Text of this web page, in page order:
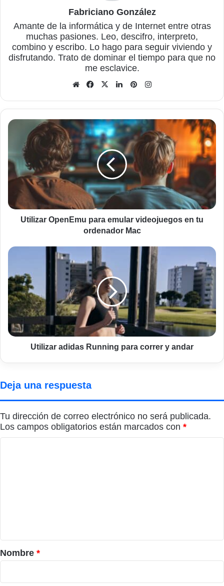
Fabriciano González
Amante de la informática y de Internet entre otras
muchas pasiones. Leo, descifro, interpreto,
combino y escribo. Lo hago para seguir viviendo y
disfrutando. Trato de dominar el tiempo para que no
me esclavice.
Sitio
Facebook
X LinkedInPinterest
Utilizar
OpenEmu
para
emular
videojuegos
en
ordenador
Mac
Utilizar OpenEmu para emular videojuegos en tu
ordenador Mac
Utilizar
Running
para
correr
y
andar
Utilizar adidas Running para correr y andar
Deja una respuesta
Tu dirección de correo electrónico no será publicada.
Los campos obligatorios están marcados con *
r
i
o
Nombre *